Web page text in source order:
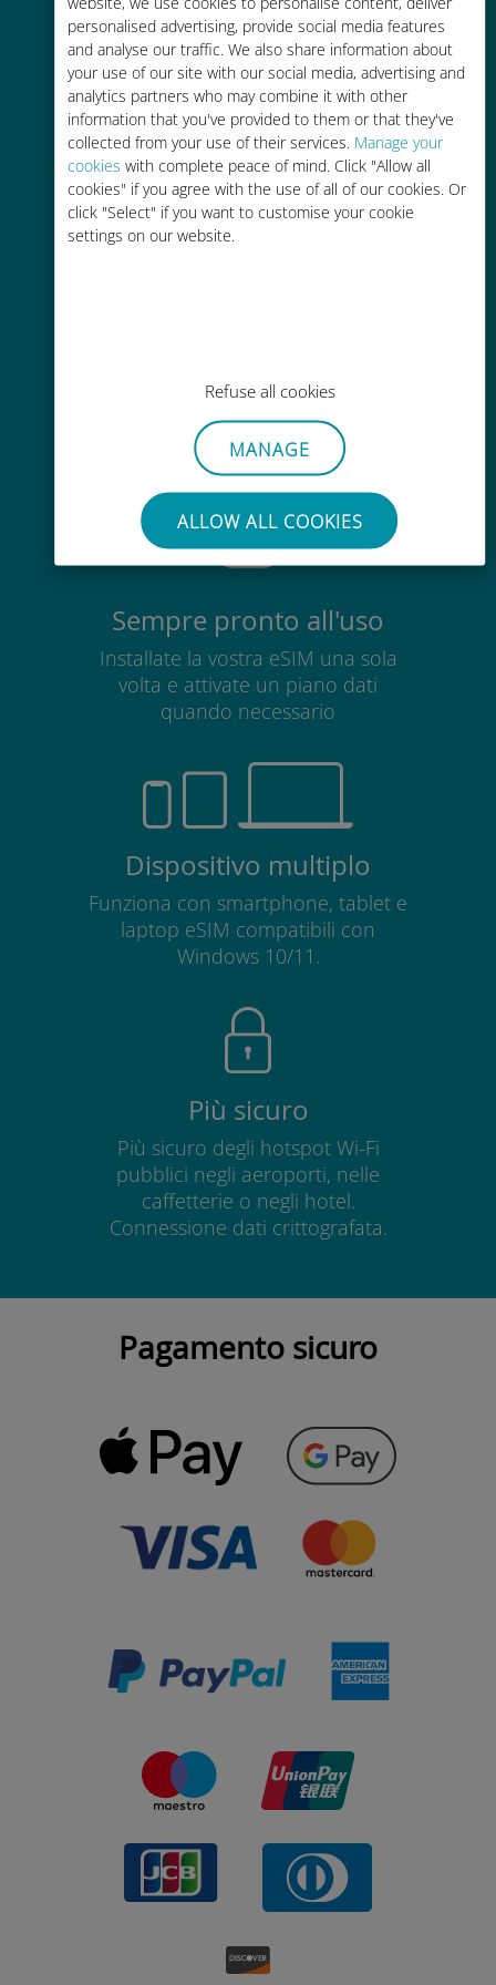
personalised advertising, provide social media features
and analyse our traffic. We also share information about
your use of our site with our social media, advertising and
analytics partners who may combine it with other
information that you've provided to them or that they've
collected from your use of their services. Manage your
cookies with complete peace of mind. Click "Allow all
cookies" if you agree with the use of all of our cookies. Or
click "Select" if you want to customise your cookie
settings on our website.
Refuse all cookies
MANAGE
ALLOW ALL COOKIES
operatore attuale
Ricarica facile
Ovunque tramite l'app Ubigi, anche
senza Wi-Fi o dati residui
Senza sforzo
Non è necessario rimuovere la
scheda SIM esistente
Sempre pronto all'uso
Installate la vostra eSIM una sola
volta e attivate un piano dati
quando necessario
Dispositivo multiplo
Funziona con smartphone, tablet e
laptop eSIM compatibili con
Windows 10/11.
Più sicuro
Più sicuro degli hotspot Wi-Fi
pubblici negli aeroporti, nelle
caffetterie o negli hotel.
Connessione dati crittografata.
Pagamento sicuro